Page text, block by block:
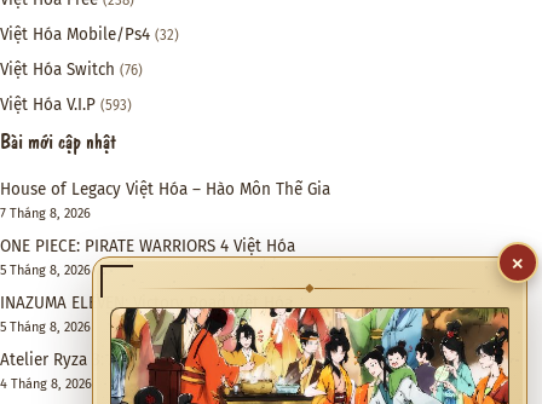
Việt Hóa Mobile/Ps4 (32)
Việt Hóa Switch (76)
Việt Hóa V.I.P (593)
Bài mới cập nhật
House of Legacy Việt Hóa – Hào Môn Thế Gia
7 Tháng 8, 2026
ONE PIECE: PIRATE WARRIORS 4 Việt Hóa
5 Tháng 8, 2026
INAZUMA ELEVEN: Victory Road Việt Hóa
5 Tháng 8, 2026
Atelier Ryza 3: Alchemist of the End & the Secret Key DX Việt Hóa
4 Tháng 8, 2026
×
◆